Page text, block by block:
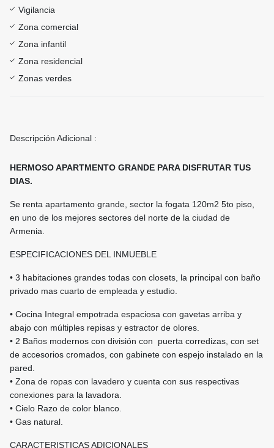
Vigilancia
Zona comercial
Zona infantil
Zona residencial
Zonas verdes
Descripción Adicional :
HERMOSO APARTMENTO GRANDE PARA DISFRUTAR TUS
DIAS.
Se renta apartamento grande, sector la fogata 120m2 5to piso,
en uno de los mejores sectores del norte de la ciudad de
Armenia.
ESPECIFICACIONES DEL INMUEBLE
• 3 habitaciones grandes todas con closets, la principal con baño
privado mas cuarto de empleada y estudio.
• Cocina Integral empotrada espaciosa con gavetas arriba y
abajo con múltiples repisas y estractor de olores.
• 2 Baños modernos con división con puerta corredizas, con set
de accesorios cromados, con gabinete con espejo instalado en la
pared.
• Zona de ropas con lavadero y cuenta con sus respectivas
conexiones para la lavadora.
• Cielo Razo de color blanco.
• Gas natural.
CARACTERISTICAS ADICIONALES